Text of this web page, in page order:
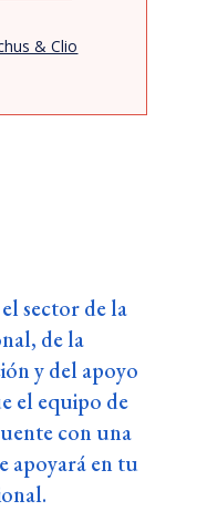
& Clio
sector de la
de la
y del apoyo
el equipo de
con una
apoyará en tu